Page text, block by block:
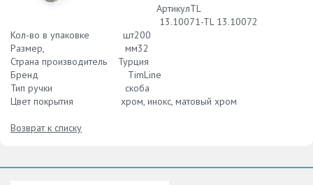
АртикулTL
13.10071-TL 13.10072
Кол-во в упаковке шт200
Размер, мм32
Страна производитель Турция
Бренд TimLine
Тип ручки скоба
Цвет покрытия хром, инокс, матовый хром
Возврат к списку